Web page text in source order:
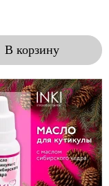
В корзину